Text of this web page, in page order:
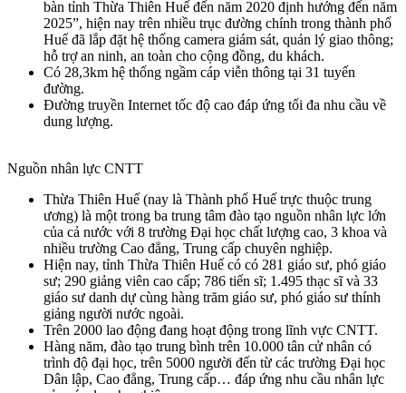
bàn tỉnh Thừa Thiên Huế đến năm 2020 định hướng đến năm
2025”, hiện nay trên nhiều trục đường chính trong thành phố
Huế đã lắp đặt hệ thống camera giám sát, quản lý giao thông;
hỗ trợ an ninh, an toàn cho cộng đồng, du khách.
Có 28,3km hệ thống ngầm cáp viễn thông tại 31 tuyến
đường.
Đường truyền Internet tốc độ cao đáp ứng tối đa nhu cầu về
dung lượng.
Nguồn nhân lực CNTT
Thừa Thiên Huế (nay là Thành phố Huế trực thuộc trung
ương) là một trong ba trung tâm đào tạo nguồn nhân lực lớn
của cả nước với 8 trường Đại học chất lượng cao, 3 khoa và
nhiều trường Cao đẳng, Trung cấp chuyên nghiệp.
Hiện nay, tỉnh Thừa Thiên Huế có có 281 giáo sư, phó giáo
sư; 290 giảng viên cao cấp; 786 tiến sĩ; 1.495 thạc sĩ và 33
giáo sư danh dự cùng hàng trăm giáo sư, phó giáo sư thính
giảng người nước ngoài.
Trên 2000 lao động đang hoạt động trong lĩnh vực CNTT.
Hàng năm, đào tạo trung bình trên 10.000 tân cử nhân có
trình độ đại học, trên 5000 người đến từ các trường Đại học
Dân lập, Cao đẳng, Trung cấp… đáp ứng nhu cầu nhân lực